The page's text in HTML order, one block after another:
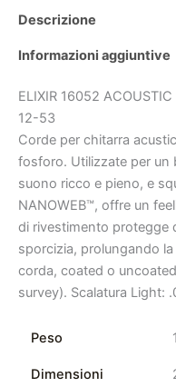
Descrizione
Informazioni aggiuntive
ELIXIR 16052
12-53
Corde per chitarra
fosforo. Utilizzate per un
suono ricco e pieno, e
NANOWEB™, offre un
di rivestimento protegge
sporcizia, prolungando
corda, coated o
survey). Scalatura Light:
Peso
Dimensioni